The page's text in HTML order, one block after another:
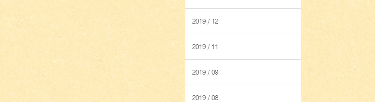
2019 / 12
2019 / 11
2019 / 09
2019 / 08